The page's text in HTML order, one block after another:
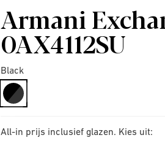
Armani
0AX4112SU
Black
selected
All-in prijs inclusief glazen. Kies uit: